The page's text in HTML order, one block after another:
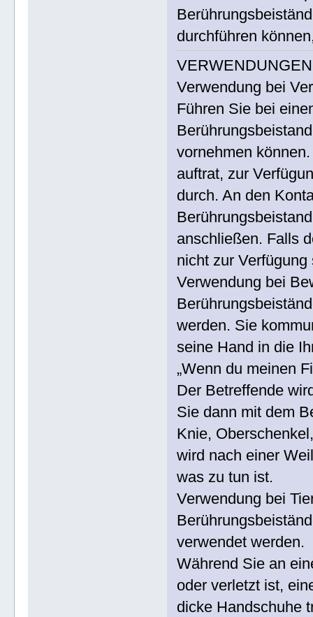
durchführen
VERWENDUNGEN
Verwendung bei
Führen Sie bei
vornehmen
auftrat, zur
durch. An den
anschließen. Falls
nicht zur
Verwendung bei
werden. Sie
seine Hand in die
„Wenn du meinen
Der Betreffende
Sie dann mit dem
Knie,
wird nach einer
was zu tun ist.
Verwendung bei
verwendet werden.
Während Sie an
oder verletzt ist,
dicke Handschuhe